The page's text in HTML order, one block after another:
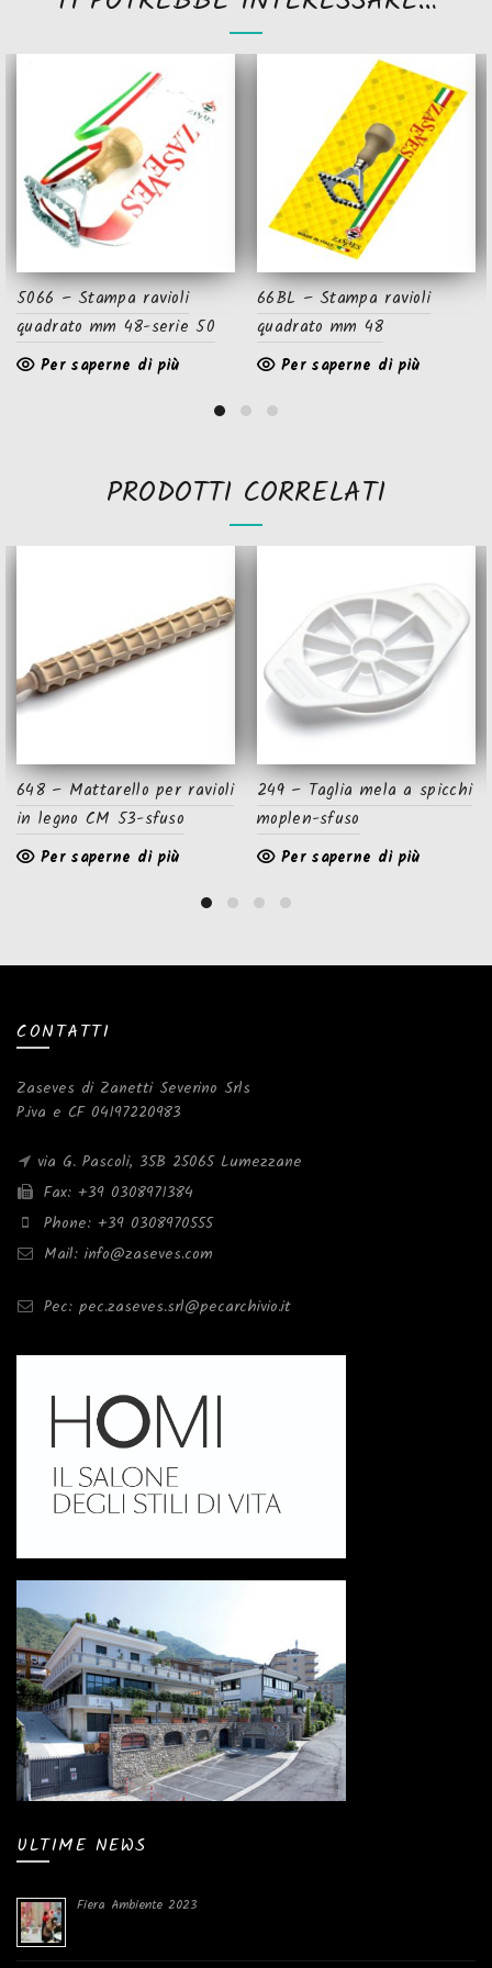
5066 – Stampa ravioli
quadrato mm 48-serie 50
Per saperne di più
66BL – Stampa ravioli
quadrato mm 48
Per saperne di più
PRODOTTI CORRELATI
648 – Mattarello per ravioli
in legno CM 53-sfuso
Per saperne di più
249 – Taglia mela a spicchi
moplen-sfuso
Per saperne di più
CONTATTI
Zaseves di Zanetti Severino Srls
P.iva e CF 04197220983
via G. Pascoli, 35B 25065 Lumezzane
Fax: +39 0308971384
Phone: +39 0308970555
Mail: info@zaseves.com
Pec: pec.zaseves.srl@pecarchivio.it
ULTIME NEWS
Fiera Ambiente 2023